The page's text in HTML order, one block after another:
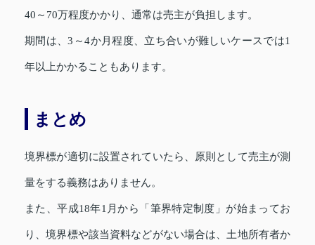
40～70万程度かかり、通常は売主が負担します。
期間は、3～4か月程度、立ち合いが難しいケースでは1
年以上かかることもあります。
まとめ
境界標が適切に設置されていたら、原則として売主が測
量をする義務はありません。
また、平成18年1月から「筆界特定制度」が始まってお
り、境界標や該当資料などがない場合は、土地所有者か